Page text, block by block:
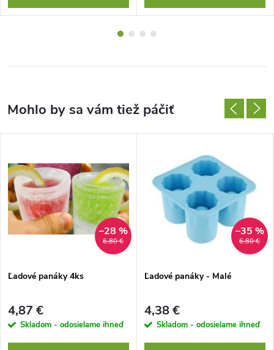
6,80 €
–28 %
Ľadové panáky 4ks
4,87 €
Skladom - odosielame ihneď
6,80 €
–35 %
Ľadové panáky - Malé
4,38 €
Skladom - odosielame ihneď